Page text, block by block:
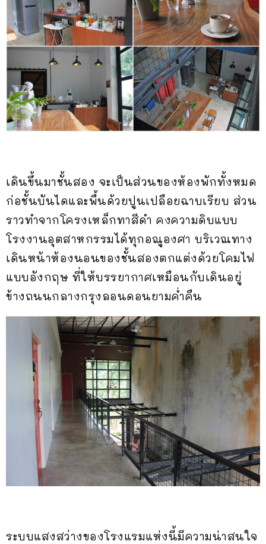
เดินขึ้นมาชั้นสอง จะเป็นส่วนของห้องพักทั้งหมด
ก่อชั้นบันไดและพื้นด้วยปูนเปลือยฉาบเรียบ ส่วน
ราวทำจากโครงเหล็กทาสีดำ คงความดิบแบบ
โรงงานอุตสาหกรรมได้ทุกอณูองศา บริเวณทาง
เดินหน้าห้องนอนของชั้นสองตกแต่งด้วยโคมไฟ
แบบอังกฤษ ที่ให้บรรยากาศเหมือนกับเดินอยู่
ข้างถนนกลางกรุงลอนดอนยามค่ำคืน
ระบบแสงสว่างของโรงแรมแห่งนี้มีความน่าสนใจ